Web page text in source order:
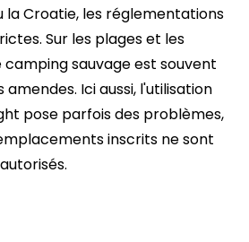
la Croatie, les réglementations
Sur les plages et les
camping sauvage est souvent
Ici aussi, l'utilisation
pose parfois des problèmes,
inscrits ne sont